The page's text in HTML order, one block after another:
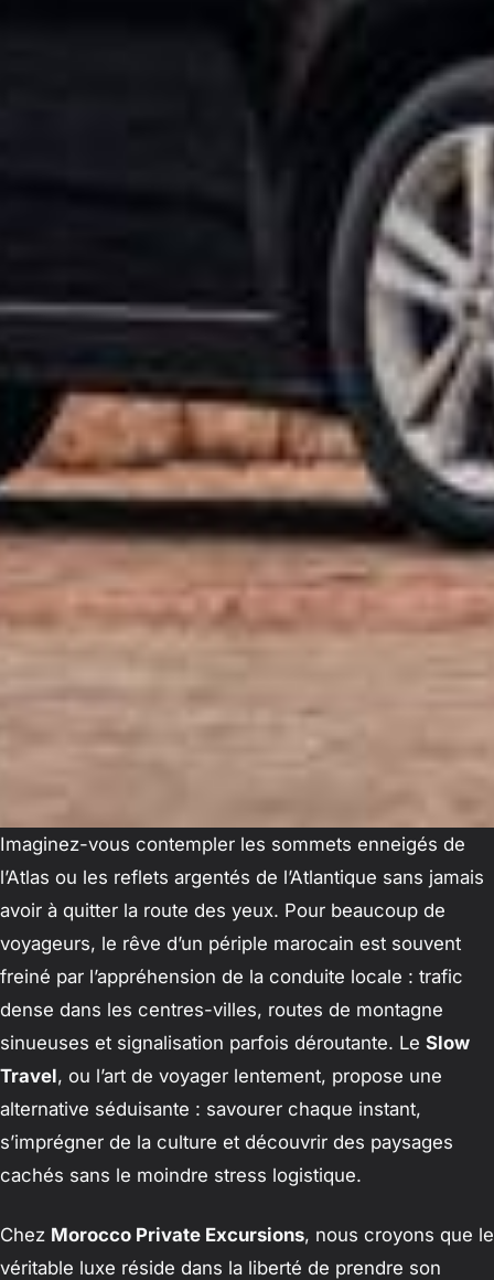
Imaginez-vous contempler les sommets enneigés de
l’Atlas ou les reflets argentés de l’Atlantique sans jamais
avoir à quitter la route des yeux. Pour beaucoup de
voyageurs, le rêve d’un périple marocain est souvent
freiné par l’appréhension de la conduite locale : trafic
dense dans les centres-villes, routes de montagne
sinueuses et signalisation parfois déroutante. Le Slow
Travel, ou l’art de voyager lentement, propose une
alternative séduisante : savourer chaque instant,
s’imprégner de la culture et découvrir des paysages
cachés sans le moindre stress logistique.
Chez Morocco Private Excursions, nous croyons que le
véritable luxe réside dans la liberté de prendre son